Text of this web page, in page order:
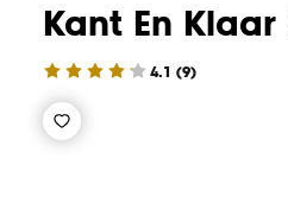
Kant En
4.1 (9)